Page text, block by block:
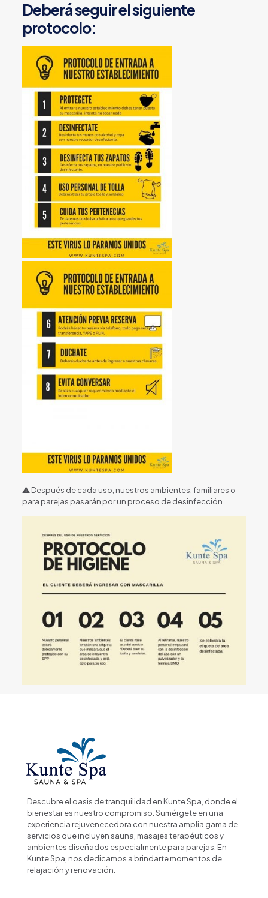
Deberá seguir el siguiente
protocolo:
⚠ Después de cada uso, nuestros ambientes, familiares o
para parejas pasarán por un proceso de desinfección.
Descubre el oasis de tranquilidad en Kunte Spa, donde el
bienestar es nuestro compromiso. Sumérgete en una
experiencia rejuvenecedora con nuestra amplia gama de
servicios que incluyen sauna, masajes terapéuticos y
ambientes diseñados especialmente para parejas. En
Kunte Spa, nos dedicamos a brindarte momentos de
relajación y renovación.